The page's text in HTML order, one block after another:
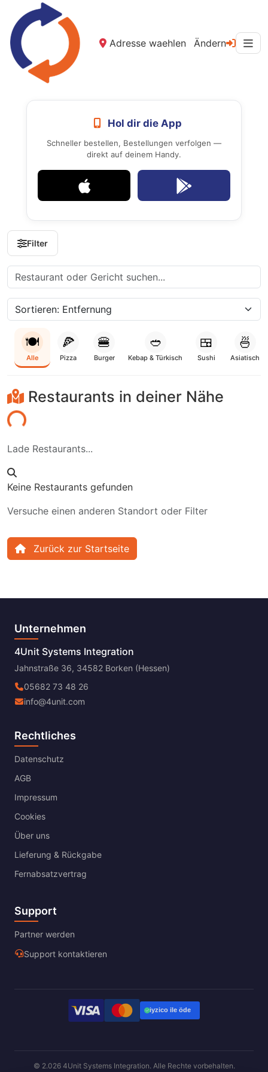
Adresse waehlen Ändern
Hol dir die App
Schneller bestellen, Bestellungen verfolgen —
direkt auf deinem Handy.
Filter
🍽️
Alle
🍕
Pizza
🍔
Burger
🥙
Kebap & Türkisch
🍱
Sushi
🍜
Asiatisch
Restaurants in deiner Nähe
Lade Restaurants...
Keine Restaurants gefunden
Versuche einen anderen Standort oder Filter
Zurück zur Startseite
Unternehmen
4Unit Systems Integration
Jahnstraße 36, 34582 Borken (Hessen)
05682 73 48 26
info@4unit.com
Rechtliches
Datenschutz
AGB
Impressum
Cookies
Über uns
Lieferung & Rückgabe
Fernabsatzvertrag
Support
Partner werden
Support kontaktieren
© 2.026 4Unit Systems Integration. Alle Rechte vorbehalten.